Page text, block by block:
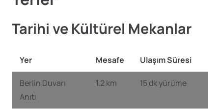
Tarihi ve Kültürel Mekanlar
Yer Mesafe Ulaşım Süresi
Berlin Duvarı
Anıtı
1.2 km 15 dk yürüme